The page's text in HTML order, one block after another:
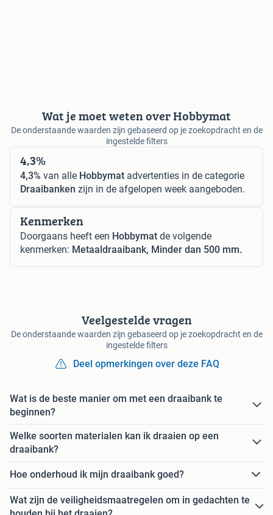
Wat je moet weten over Hobbymat
De onderstaande waarden zijn gebaseerd op je zoekopdracht en de
ingestelde filters
4,3%
4,3% van alle Hobbymat advertenties in de categorie
Draaibanken zijn in de afgelopen week aangeboden.
Kenmerken
Doorgaans heeft een Hobbymat de volgende
kenmerken: Metaaldraaibank, Minder dan 500 mm.
Veelgestelde vragen
De onderstaande waarden zijn gebaseerd op je zoekopdracht en de
ingestelde filters
Deel opmerkingen over deze FAQ
Wat is de beste manier om met een draaibank te
beginnen?
Welke soorten materialen kan ik draaien op een
draaibank?
Hoe onderhoud ik mijn draaibank goed?
Wat zijn de veiligheidsmaatregelen om in gedachten te